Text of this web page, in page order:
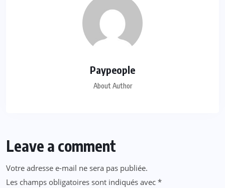
Paypeople
About Author
Leave a comment
Votre adresse e-mail ne sera pas publiée.
Les champs obligatoires sont indiqués avec *